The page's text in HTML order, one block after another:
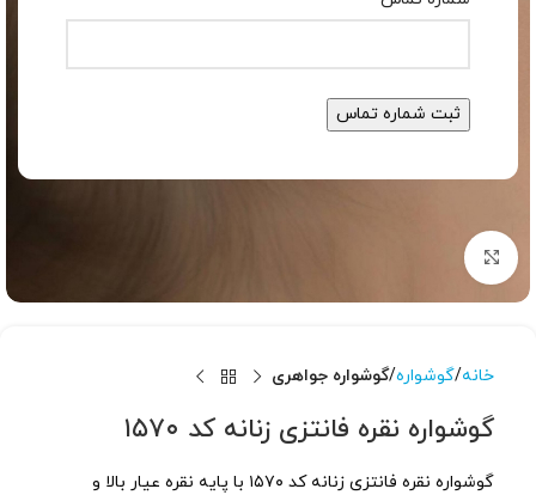
برای بزرگنمایی کلیک کنید
خانه گوشواره گوشواره جواهری
گوشواره نقره فانتزی زنانه کد ۱۵۷۰
گوشواره نقره فانتزی زنانه کد ۱۵۷۰ با پایه نقره عیار بالا و